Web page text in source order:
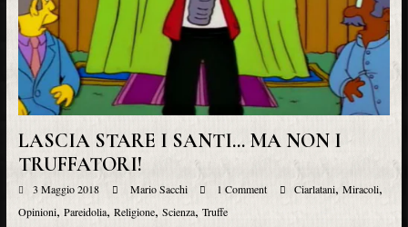
LASCIA STARE I SANTI… MA NON I
TRUFFATORI!
3 Maggio 2018 Mario Sacchi 1 Comment Ciarlatani, Miracoli,
Opinioni, Pareidolia, Religione, Scienza, Truffe